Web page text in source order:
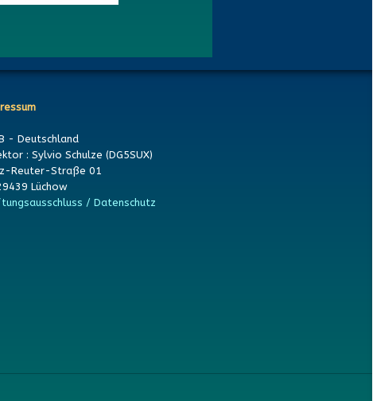
- Deutschland
: Sylvio Schulze (DG5SUX)
Reuter-Straße 01
Lüchow
/ Datenschutz